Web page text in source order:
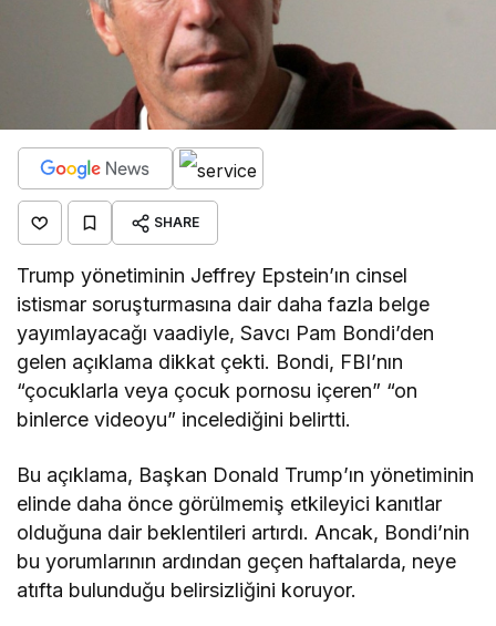
SHARE
Trump yönetiminin Jeffrey Epstein’ın cinsel
istismar soruşturmasına dair daha fazla belge
yayımlayacağı vaadiyle, Savcı Pam Bondi’den
gelen açıklama dikkat çekti. Bondi, FBI’nın
“çocuklarla veya çocuk pornosu içeren” “on
binlerce videoyu” incelediğini belirtti.
Bu açıklama, Başkan Donald Trump’ın yönetiminin
elinde daha önce görülmemiş etkileyici kanıtlar
olduğuna dair beklentileri artırdı. Ancak, Bondi’nin
bu yorumlarının ardından geçen haftalarda, neye
atıfta bulunduğu belirsizliğini koruyor.